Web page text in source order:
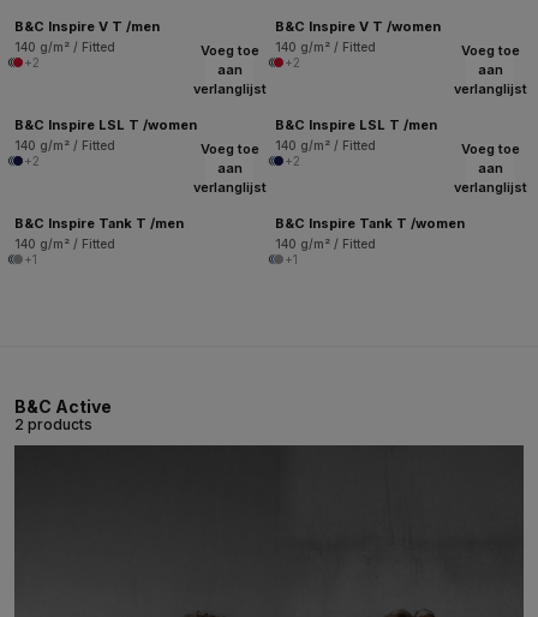
B&C Inspire V T /men
140 g/m² / Fitted
+2
B&C Inspire V T /women
140 g/m² / Fitted
+2
Voeg toe
aan
verlanglijst
B&C Inspire LSL T /women
140 g/m² / Fitted
+2
Voeg toe
aan
verlanglijst
B&C Inspire LSL T /men
140 g/m² / Fitted
+2
Voeg toe
aan
verlanglijst
B&C Inspire Tank T /men
140 g/m² / Fitted
+1
Voeg toe
aan
verlanglijst
B&C Inspire Tank T /women
140 g/m² / Fitted
+1
B&C Active
2 products